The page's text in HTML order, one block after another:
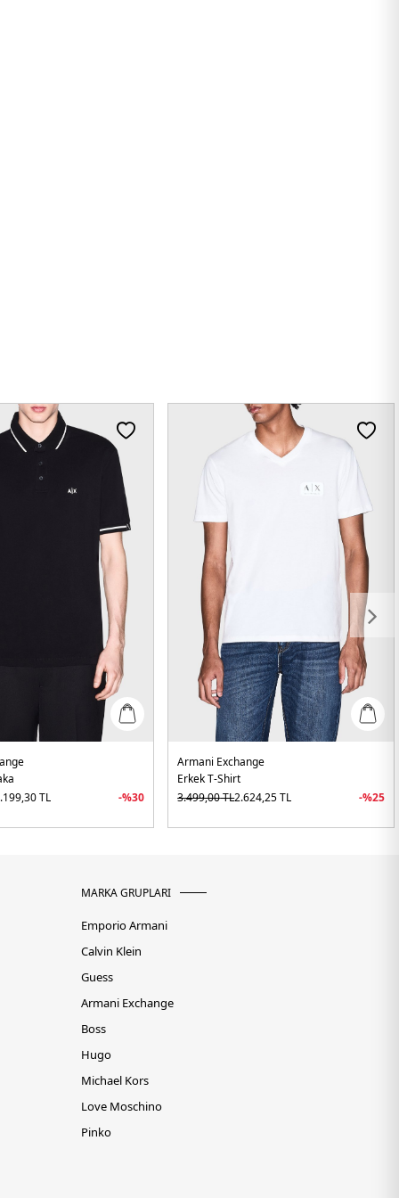
TL -%30
Armani Exchange
Erkek T-Shirt
3.499,00TL2.624,25TL -%25
MARKA GRUPLARI
Emporio Armani
Calvin Klein
Guess
Armani Exchange
Boss
Hugo
Michael Kors
Love Moschino
Pinko